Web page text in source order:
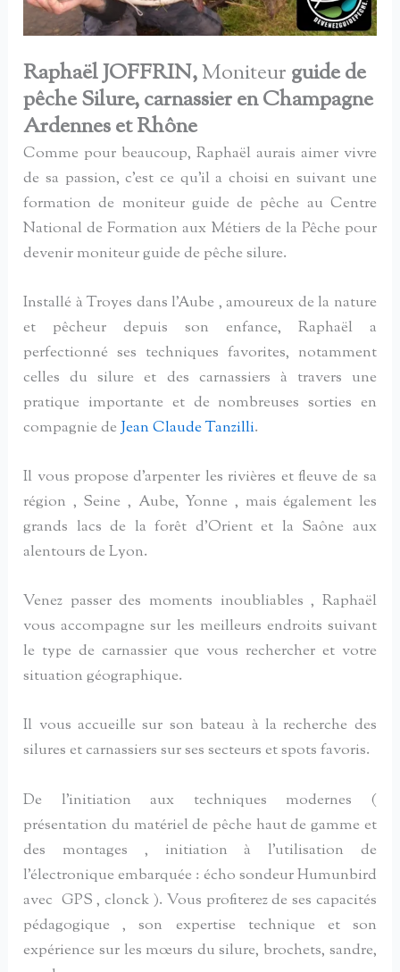
Raphaël JOFFRIN,Moniteur guide de
pêche Silure, carnassier en Champagne
Ardennes et Rhône
Comme pour beaucoup, Raphaël aurais aimer vivre
de sa passion, c’est ce qu’il a choisi en suivant une
formation de moniteur guide de pêche au Centre
National de Formation aux Métiers de la Pêche pour
devenir moniteur guide de pêche silure.
Installé à Troyes dans l’Aube , amoureux de la nature
et pêcheur depuis son enfance, Raphaël a
perfectionné ses techniques favorites, notamment
celles du silure et des carnassiers à travers une
pratique importante et de nombreuses sorties en
compagnie deJean Claude Tanzilli.
Il vous propose d’arpenter les rivières et fleuve de sa
région , Seine , Aube, Yonne , mais également les
grands lacs de la forêt d’Orient et la Saône aux
alentours de Lyon.
Venez passer des moments inoubliables , Raphaël
vous accompagne sur les meilleurs endroits suivant
le type de carnassier que vous rechercher et votre
situation géographique.
Il vous accueille sur son bateau à la recherche des
silures et carnassiers sur ses secteurs et spots favoris.
De l’initiation aux techniques modernes (
présentation du matériel de pêche haut de gamme et
des montages , initiation à l’utilisation de
l’électronique embarquée : écho sondeur Humunbird
avec GPS , clonck ). Vous profiterez de ses capacités
pédagogique , son expertise technique et son
expérience sur les mœurs du silure, brochets, sandre,